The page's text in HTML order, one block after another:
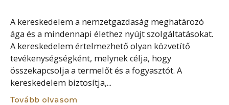
A kereskedelem a nemzetgazdaság meghatározó
ága és a mindennapi élethez nyújt szolgáltatásokat.
A kereskedelem értelmezhető olyan közvetítő
tevékenységségként, melynek célja, hogy
összekapcsolja a termelőt és a fogyasztót. A
kereskedelem biztosítja,...
Tovább olvasom